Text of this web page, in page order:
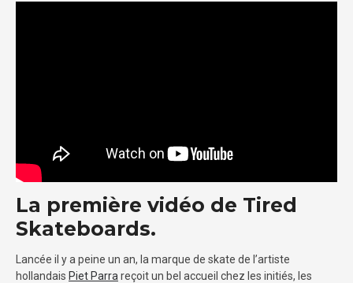
La première vidéo de Tired
Skateboards.
Lancée il y a peine un an, la marque de skate de l’artiste
hollandais Piet Parra reçoit un bel accueil chez les initiés, les